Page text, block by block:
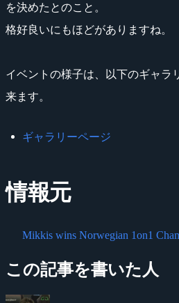
を決めたとのこと。
格好良いにもほどがありますね。
イベントの様子は、以下のギャラ
来ます。
ギャラリーページ
情報元
Mikkis wins Norwegian 1on1
この記事を書いた人